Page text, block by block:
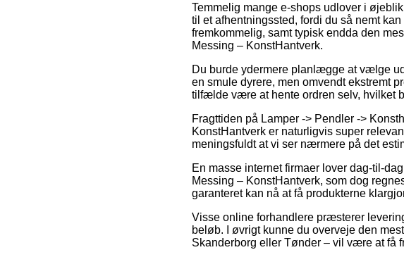
Temmelig mange e-shops udlover i
til et afhentningssted, fordi du så nemt
fremkommelig, samt typisk endda den
Messing – KonstHantverk.
Du burde ydermere planlægge at vælge
en smule dyrere, men omvendt ekstremt
tilfælde være at hente ordren selv, hvilket
Fragttiden på Lamper -> Pendler ->
KonstHantverk er naturligvis super
meningsfuldt at vi ser nærmere på det
En masse internet firmaer lover dag-til-
Messing – KonstHantverk, som dog
garanteret kan nå at få produkterne
Visse online forhandlere præsterer
beløb. I øvrigt kunne du overveje den
Skanderborg eller Tønder – vil være at få